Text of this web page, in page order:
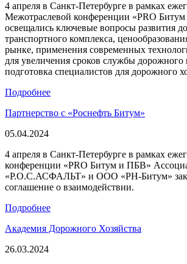
4 апреля в Санкт-Петербурге в рамках
Межотраслевой конференции «PRO
освещались ключевые вопросы развития
транспортного комплекса,
рынке, применения современных
для увеличения сроков службы дорожного
подготовка специалистов для дорожного
Подробнее
Партнерство с «Роснефть Битум»
05.04.2024
4 апреля в Санкт-Петербурге в рамках
конференции «PRO Битум и ПБВ»
«Р.О.С.АСФАЛЬТ» и ООО «РН-Битум»
соглашение о взаимодействии.
Подробнее
Академия Дорожного Хозяйства
26.03.2024